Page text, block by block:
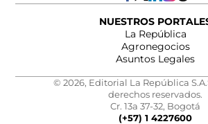
NUESTROS
La República
Agronegocios
Asuntos Legales
© 2026, Editorial La República
derechos reservados.
Cr. 13a 37-32, Bogotá
(+57) 1 4227600